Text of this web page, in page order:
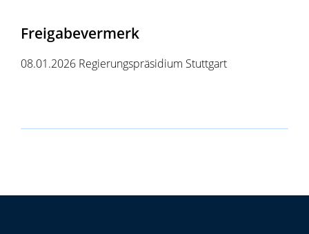
Freigabevermerk
08.01.2026 Regierungspräsidium Stuttgart